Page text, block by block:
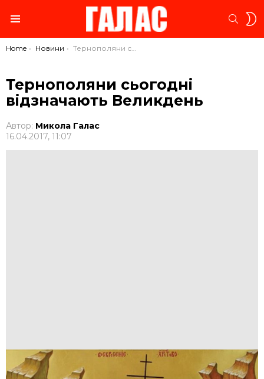
You are here:
Home Новини Тернополяни сьогодні відзначають Великдень
Тернополяни сьогодні
відзначають Великдень
Автор: Микола Галас
16.04.2017, 11:07